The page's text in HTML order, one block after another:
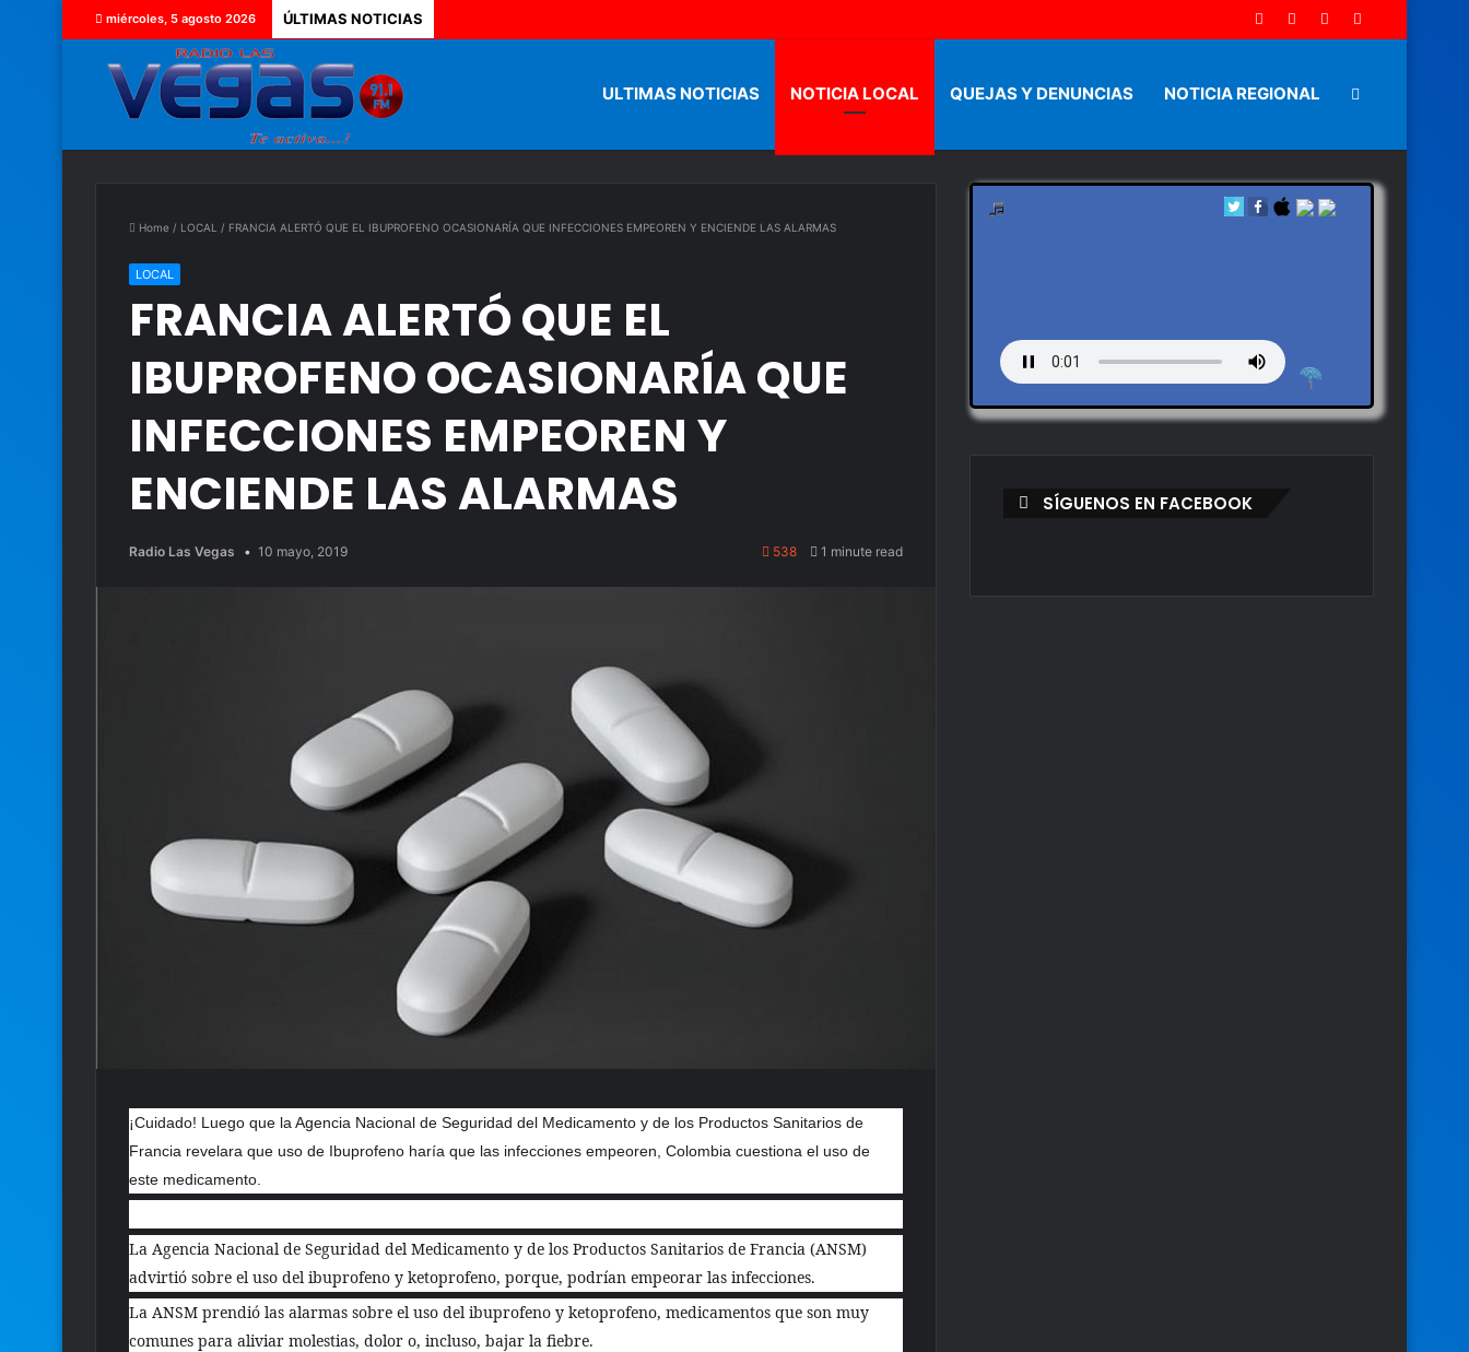
miércoles, 5 agosto 2026 ÚLTIMAS NOTICIAS
ULTIMAS NOTICIAS NOTICIA LOCAL QUEJAS Y DENUNCIAS NOTICIA REGIONAL Artículo
Home / LOCAL / FRANCIA ALERTÓ QUE EL IBUPROFENO OCASIONARÍA QUE INFECCIONES EMPEOREN Y ENCIENDE LAS ALARMAS
LOCAL
FRANCIA ALERTÓ QUE EL
IBUPROFENO OCASIONARÍA QUE
INFECCIONES EMPEOREN Y
ENCIENDE LAS ALARMAS
Radio Las Vegas 10 mayo, 2019 538 1 minute read
¡Cuidado! Luego que la Agencia Nacional de Seguridad del Medicamento y de los Productos Sanitarios de
Francia revelara que uso de Ibuprofeno haría que las infecciones empeoren, Colombia cuestiona el uso de
este medicamento.
La Agencia Nacional de Seguridad del Medicamento y de los Productos Sanitarios de Francia (ANSM)
advirtió sobre el uso del ibuprofeno y ketoprofeno, porque, podrían empeorar las infecciones.
La ANSM prendió las alarmas sobre el uso del ibuprofeno y ketoprofeno, medicamentos que son muy
comunes para aliviar molestias, dolor o, incluso, bajar la fiebre.
SÍGUENOS EN FACEBOOK